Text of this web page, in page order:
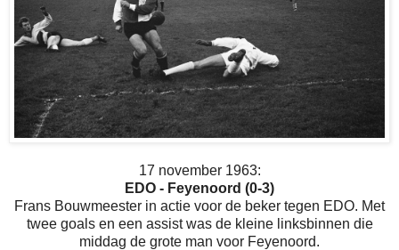
17 november 1963:
EDO - Feyenoord (0-3)
Frans Bouwmeester in actie voor de beker tegen EDO. Met
twee goals en een assist was de kleine linksbinnen die
middag de grote man voor Feyenoord.